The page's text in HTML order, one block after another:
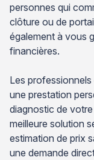
personnes qui
clôture ou de
également à vous
financières.
Les
une prestation
diagnostic de
meilleure solution
estimation de prix
une demande